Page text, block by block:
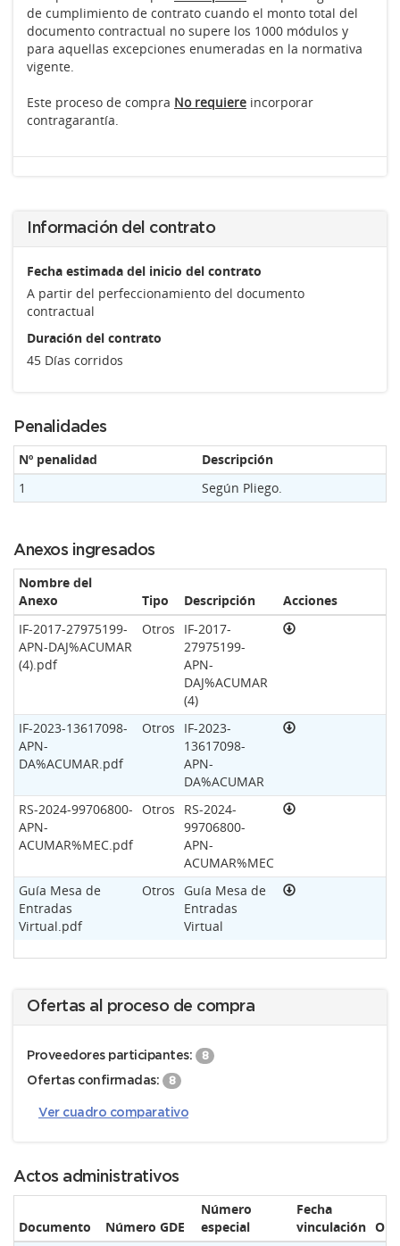
de cumplimiento de contrato cuando el monto total del
documento contractual no supere los 1000 módulos y
para aquellas excepciones enumeradas en la normativa
vigente.
Este proceso de compra No requiere incorporar
contragarantía.
Información del contrato
Fecha estimada del inicio del contrato
A partir del perfeccionamiento del documento
contractual
Duración del contrato
45 Días corridos
Penalidades
Nº penalidad
Descripción
1
Según Pliego.
Anexos ingresados
Nombre del
Anexo
Tipo Descripción
Acciones
IF-2017-27975199-
APN-DAJ%ACUMAR
(4).pdf
Otros
IF-2017-
27975199-
APN-
DAJ%ACUMAR
(4)
IF-2023-13617098-
APN-
DA%ACUMAR.pdf
Otros
IF-2023-
13617098-
APN-
DA%ACUMAR
RS-2024-99706800-
APN-
ACUMAR%MEC.pdf
Otros
RS-2024-
99706800-
APN-
ACUMAR%MEC
Guía Mesa de
Entradas
Virtual.pdf
Otros Guía Mesa de
Entradas
Virtual
Ofertas al proceso de compra
Proveedores participantes: 8
Ofertas confirmadas: 8
Ver cuadro comparativo
Actos administrativos
Documento Número GDE
Número
especial
Fecha
vinculación